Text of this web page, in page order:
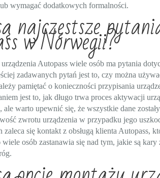
wymagać dodatkowych formalności.
najczęstsze
w Norwegii?
urządzenia Autopass wiele osób ma pytania
zadawanych pytań jest to, czy można
pamiętać o konieczności przypisania
jest to, jak długo trwa proces aktywacji
ale warto upewnić się, że wszystkie dane
zwrotu urządzenia w przypadku jego
zaleca się kontakt z obsługą klienta Autopass,
osób zastanawia się nad tym, jakie są